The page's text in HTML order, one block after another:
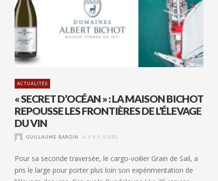
ACTUALITÉS
« SECRET D’OCÉAN » : LA MAISON BICHOT
REPOUSSE LES FRONTIÈRES DE L’ÉLEVAGE
DU VIN
GUILLAUME BAROIN IL Y A 5 JOURS
Pour sa seconde traversée, le cargo-voilier Grain de Sail, a
pris le large pour porter plus loin son expérimentation de